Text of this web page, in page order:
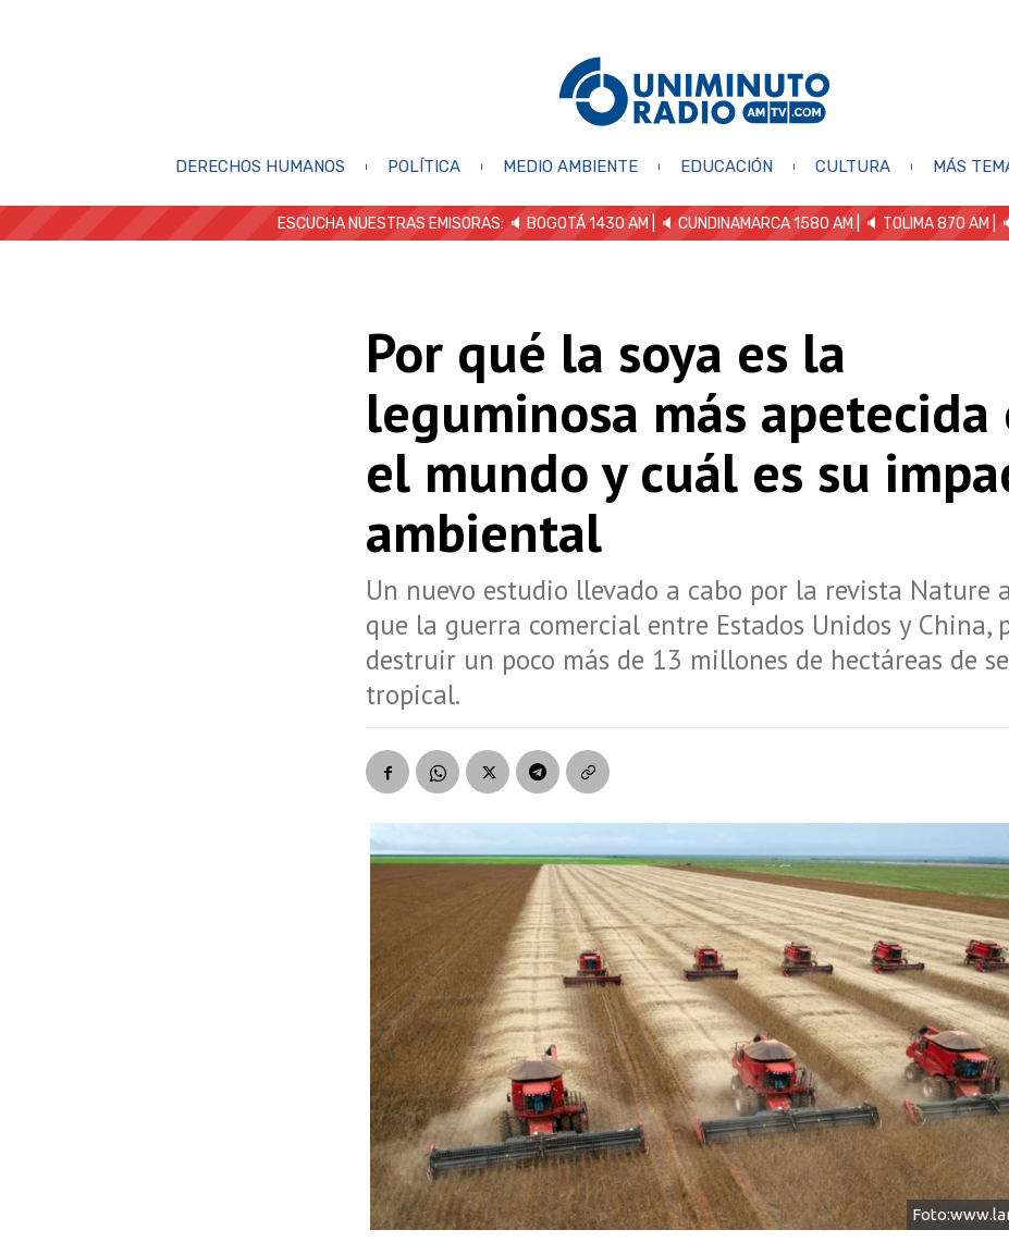
DERECHOS HUMANOS POLÍTICA MEDIO AMBIENTE EDUCACIÓN CULTURA MÁS
ESCUCHA NUESTRAS EMISORAS: 🔈 BOGOTÁ 1430 AM | 🔈 CUNDINAMARCA 1580 AM | 🔈 TOLIMA 870 AM |
Por qué la soya es la
leguminosa más apetecida
el mundo y cuál es su
ambiental
Un nuevo estudio llevado a cabo por la revista Nature
que la guerra comercial entre Estados Unidos y China,
destruir un poco más de 13 millones de hectáreas de
tropical.